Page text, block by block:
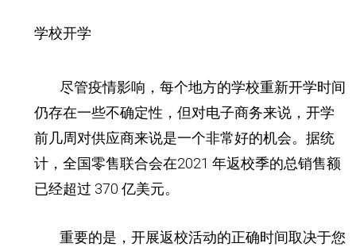
学校开学
尽管疫情影响，每个地方的学校重新开学时间
仍存在一些不确定性，但对电子商务来说，开学
前几周对供应商来说是一个非常好的机会。 据统
计，全国零售联合会在2021 年返校季的总销售额
已经超过 370 亿美元。
重要的是，开展返校活动的正确时间取决于您